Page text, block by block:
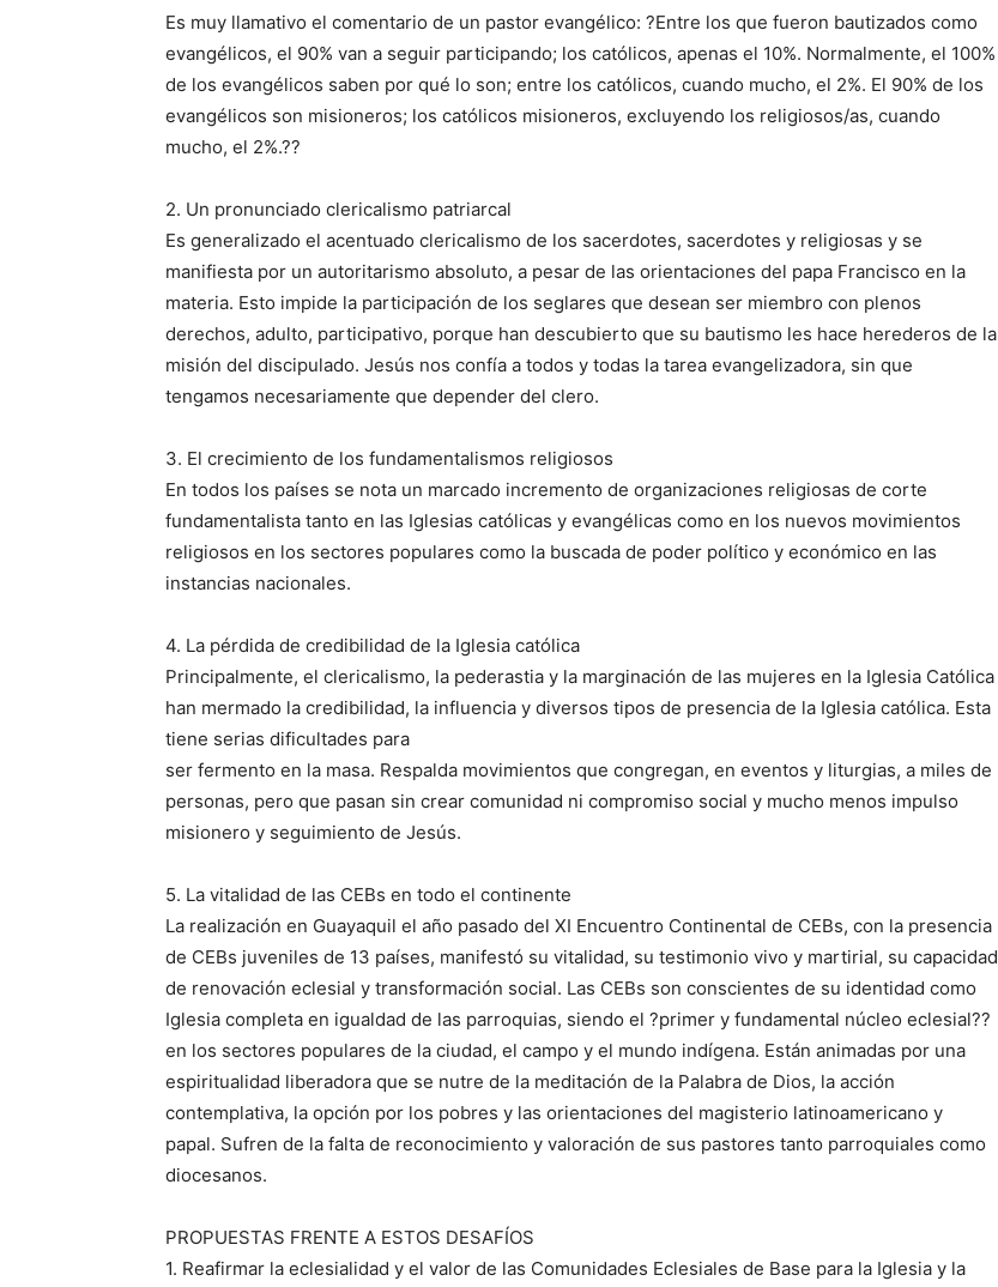
Es muy llamativo el comentario de un pastor evangélico: ?Entre los que fueron bautizados como
evangélicos, el 90% van a seguir participando; los católicos, apenas el 10%. Normalmente, el 100%
de los evangélicos saben por qué lo son; entre los católicos, cuando mucho, el 2%. El 90% de los
evangélicos son misioneros; los católicos misioneros, excluyendo los religiosos/as, cuando
mucho, el 2%.??
2. Un pronunciado clericalismo patriarcal
Es generalizado el acentuado clericalismo de los sacerdotes, sacerdotes y religiosas y se
manifiesta por un autoritarismo absoluto, a pesar de las orientaciones del papa Francisco en la
materia. Esto impide la participación de los seglares que desean ser miembro con plenos
derechos, adulto, participativo, porque han descubierto que su bautismo les hace herederos de la
misión del discipulado. Jesús nos confía a todos y todas la tarea evangelizadora, sin que
tengamos necesariamente que depender del clero.
3. El crecimiento de los fundamentalismos religiosos
En todos los países se nota un marcado incremento de organizaciones religiosas de corte
fundamentalista tanto en las Iglesias católicas y evangélicas como en los nuevos movimientos
religiosos en los sectores populares como la buscada de poder político y económico en las
instancias nacionales.
4. La pérdida de credibilidad de la Iglesia católica
Principalmente, el clericalismo, la pederastia y la marginación de las mujeres en la Iglesia Católica
han mermado la credibilidad, la influencia y diversos tipos de presencia de la Iglesia católica. Esta
tiene serias dificultades para
ser fermento en la masa. Respalda movimientos que congregan, en eventos y liturgias, a miles de
personas, pero que pasan sin crear comunidad ni compromiso social y mucho menos impulso
misionero y seguimiento de Jesús.
5. La vitalidad de las CEBs en todo el continente
La realización en Guayaquil el año pasado del XI Encuentro Continental de CEBs, con la presencia
de CEBs juveniles de 13 países, manifestó su vitalidad, su testimonio vivo y martirial, su capacidad
de renovación eclesial y transformación social. Las CEBs son conscientes de su identidad como
Iglesia completa en igualdad de las parroquias, siendo el ?primer y fundamental núcleo eclesial??
en los sectores populares de la ciudad, el campo y el mundo indígena. Están animadas por una
espiritualidad liberadora que se nutre de la meditación de la Palabra de Dios, la acción
contemplativa, la opción por los pobres y las orientaciones del magisterio latinoamericano y
papal. Sufren de la falta de reconocimiento y valoración de sus pastores tanto parroquiales como
diocesanos.
PROPUESTAS FRENTE A ESTOS DESAFÍOS
1. Reafirmar la eclesialidad y el valor de las Comunidades Eclesiales de Base para la Iglesia y la